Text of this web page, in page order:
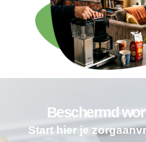
Beschermd
Start hier je